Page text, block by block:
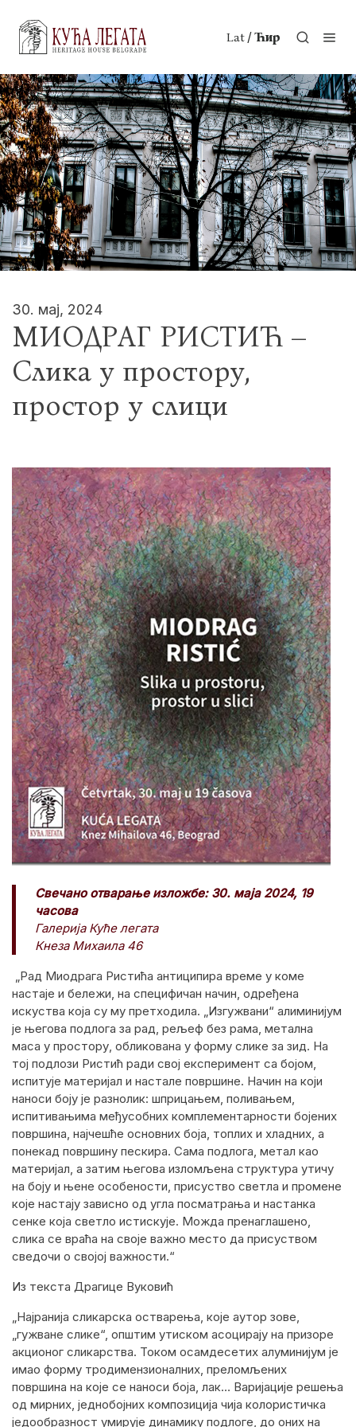
Lat /Ћир
30. мај, 2024
МИОДРАГ РИСТИЋ –
Слика у простору,
простор у слици
Свечано отварање изложбе: 30. маја 2024, 19
часова
Галерија Куће легата
Кнеза Михаила 46
„Рад Миодрага Ристића антиципира време у коме
настаје и бележи, на специфичан начин, одређена
искуства која су му претходила. „Изгужвани“ алиминијум
је његова подлога за рад, рељеф без рама, метална
маса у простору, обликована у форму слике за зид. На
тој подлози Ристић ради свој експеримент са бојом,
испитује материјал и настале површине. Начин на који
наноси боју је разнолик: шприцањем, поливањем,
испитивањима међусобних комплементарности бојених
површина, најчешће основних боја, топлих и хладних, а
понекад површину пескира. Сама подлога, метал као
материјал, а затим његова изломљена структура утичу
на боју и њене особености, присуство светла и промене
које настају зависно од угла посматрања и настанка
сенке која светло истискује. Можда пренаглашено,
слика се враћа на своје важно место да присуством
сведочи о својој важности.“
Из текста Драгице Вуковић
„Најранија сликарска остварења, које аутор зове,
„гужване слике“, општим утиском асоцирају на призоре
акционог сликарства. Током осамдесетих алуминијум је
имао форму тродимензионалних, преломљених
површина на које се наноси боја, лак… Варијације решења
од мирних, једнобојних композиција чија колористичка
једообразност умирује динамику подлоге, до оних на